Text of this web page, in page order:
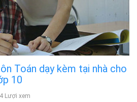
Toán dạy kèm tại nhà cho
10
Lượi xem